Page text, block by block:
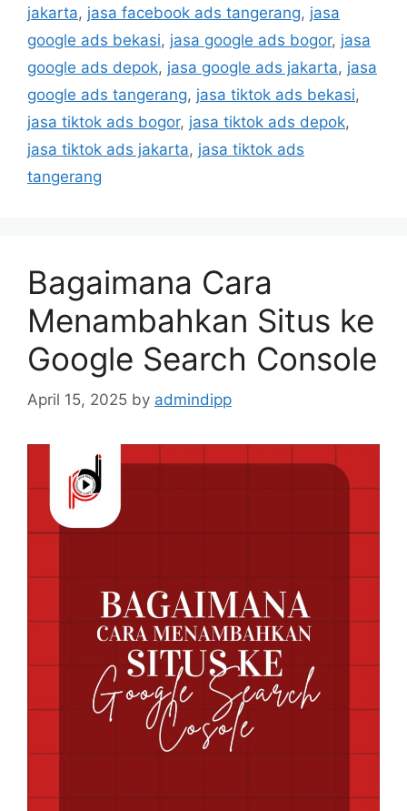
jakarta, jasa facebook ads tangerang, jasa
google ads bekasi, jasa google ads bogor, jasa
google ads depok, jasa google ads jakarta, jasa
google ads tangerang, jasa tiktok ads bekasi,
jasa tiktok ads bogor, jasa tiktok ads depok,
jasa tiktok ads jakarta, jasa tiktok ads
tangerang
Bagaimana Cara
Menambahkan Situs ke
Google Search Console
April 15, 2025 by admindipp